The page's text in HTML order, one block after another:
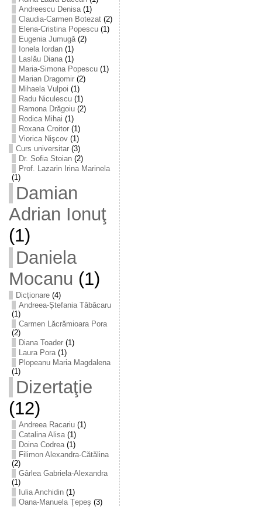
Andreescu Denisa(1)
Claudia-Carmen Botezat(2)
Elena-Cristina Popescu(1)
Eugenia Jumugă(2)
Ionela Iordan(1)
Laslău Diana(1)
Maria-Simona Popescu(1)
Marian Dragomir(2)
Mihaela Vulpoi (1)
Radu Niculescu(1)
Ramona Drăgoiu(2)
Rodica Mihai (1)
Roxana Croitor(1)
Viorica Nişcov(1)
Curs universitar(3)
Dr. Sofia Stoian(2)
Prof. Lazarin Irina Marinela
(1)
Damian
Adrian Ionuţ
(1)
Daniela
Mocanu (1)
Dicționare(4)
Andreea-Ștefania Tăbăcaru
(1)
Carmen Lăcrămioara Pora
(2)
Diana Toader(1)
Laura Pora(1)
Plopeanu Maria Magdalena
(1)
Dizertaţie
(12)
Andreea Racariu(1)
Catalina Alisa(1)
Doina Codrea(1)
Filimon Alexandra-Cătălina
(2)
Gârlea Gabriela-Alexandra
(1)
Iulia Anchidin(1)
Oana-Manuela Ţepeş (3)